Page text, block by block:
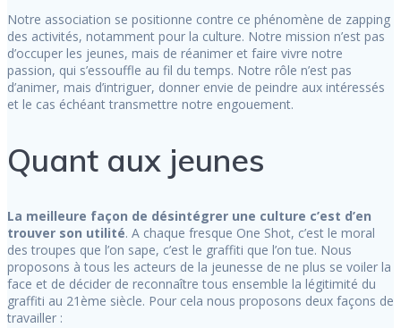
Notre association se positionne contre ce phénomène de zapping
des activités, notamment pour la culture. Notre mission n’est pas
d’occuper les jeunes, mais de réanimer et faire vivre notre
passion, qui s’essouffle au fil du temps. Notre rôle n’est pas
d’animer, mais d’intriguer, donner envie de peindre aux intéressés
et le cas échéant transmettre notre engouement.
Quant aux jeunes
La meilleure façon de désintégrer une culture c’est d’en
trouver son utilité. A chaque fresque One Shot, c’est le moral
des troupes que l’on sape, c’est le graffiti que l’on tue. Nous
proposons à tous les acteurs de la jeunesse de ne plus se voiler la
face et de décider de reconnaître tous ensemble la légitimité du
graffiti au 21ème siècle. Pour cela nous proposons deux façons de
travailler :